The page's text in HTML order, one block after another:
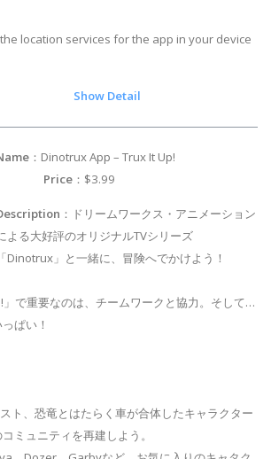
location services for the app in your device
0 Show Detail
：Dinotrux App – Trux It Up!
Price ：$3.99
：ドリームワークス・アニメーション
よる大好評のオリジナルTVシリーズ
「Dinotrux」と一緒に、冒険へでかけよう！
」で重要なのは、チームワークと協力。そして…
ぱい！
ト、恐竜とはたらく車が合体したキャラクター
ミュニティを再建しよう。